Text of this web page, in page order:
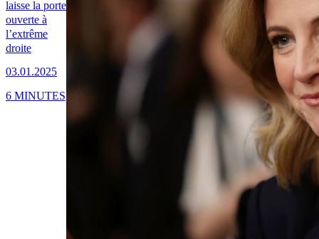
laisse la porte
ouverte à
l’extrême
droite
03.01.2025
6 MINUTES